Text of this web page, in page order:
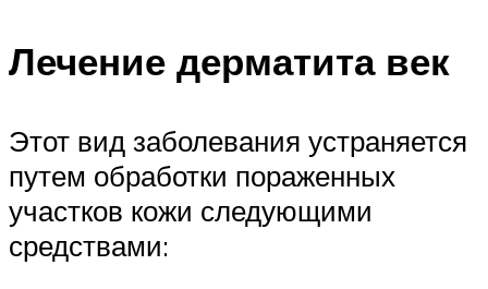
Лечение дерматита век
Этот вид заболевания устраняется
путем обработки пораженных
участков кожи следующими
средствами: